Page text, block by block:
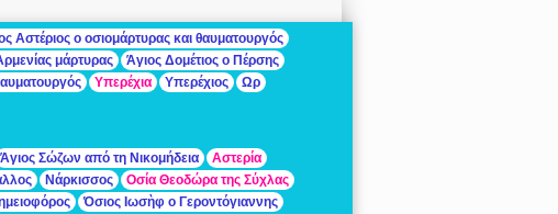
Αστέριος ο οσιομάρτυρας και θαυματουργός
μάρτυρας
Άγιος Δομέτιος ο Πέρσης
Υπερέχια Υπερέχιος Ωρ
Άγιος Σώζων από τη Νικομήδεια
Αστερία
Νάρκισσος
Οσία Θεοδώρα της Σύχλας
Όσιος Ιωσὴφ ο Γεροντόγιαννης